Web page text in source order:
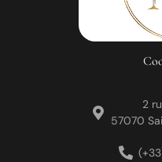
2
57070